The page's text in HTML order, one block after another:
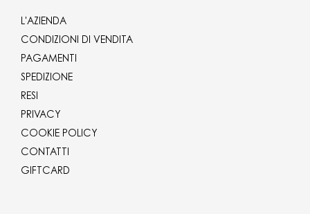
L'AZIENDA
CONDIZIONI DI VENDITA
PAGAMENTI
SPEDIZIONE
RESI
PRIVACY
COOKIE POLICY
CONTATTI
GIFTCARD